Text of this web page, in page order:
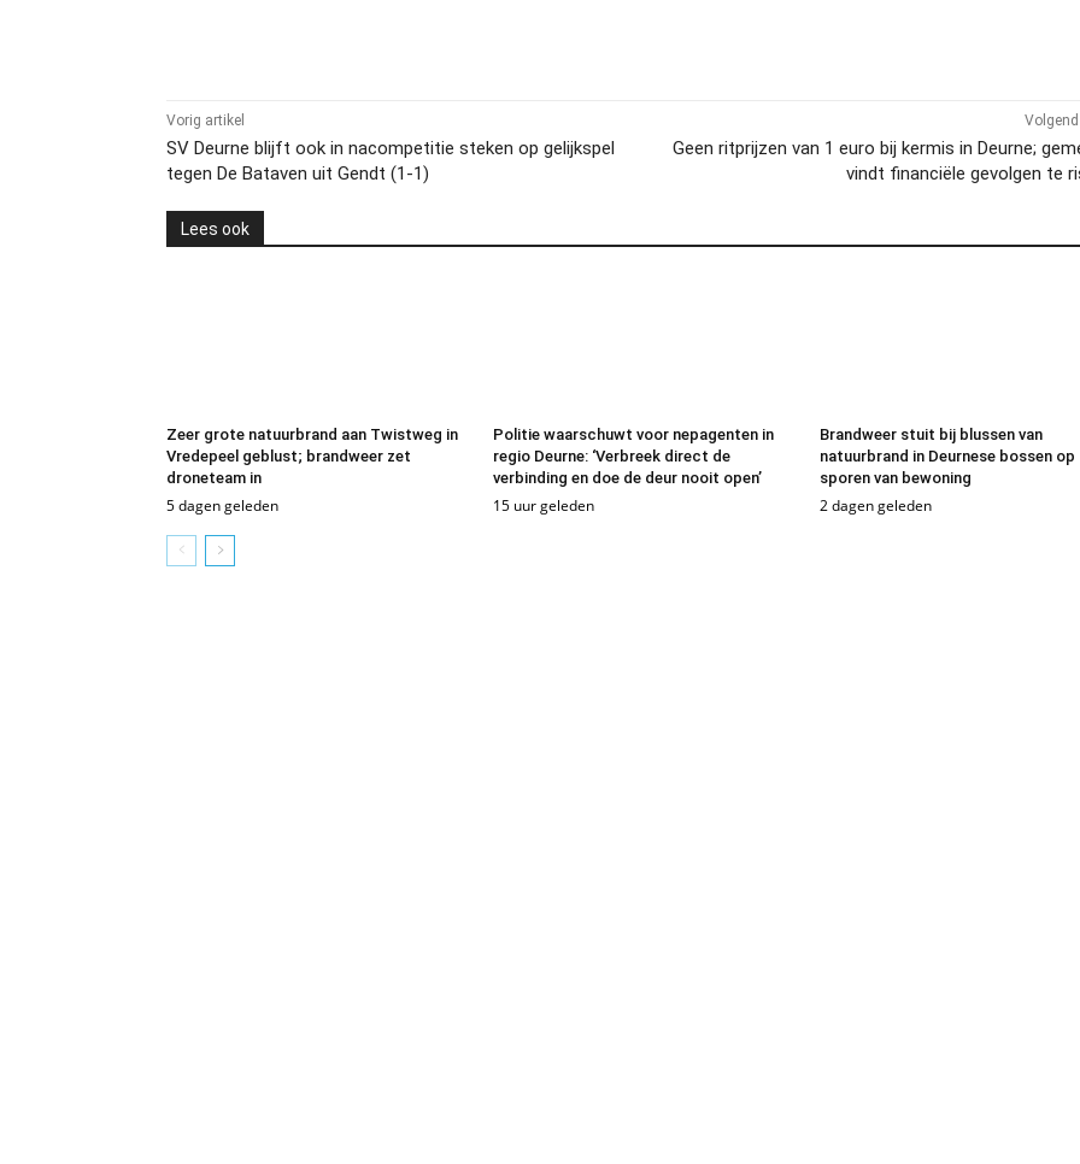
Vorig artikel
SV Deurne blijft ook in nacompetitie steken op gelijkspel
tegen De Bataven uit Gendt (1-1)
Geen ritprijzen van 1 euro bij kermis in Deurne;
vindt financiële gevolgen te
Lees ook
Zeer grote natuurbrand aan Twistweg in
Vredepeel geblust; brandweer zet
droneteam in
5 dagen geleden
Politie waarschuwt voor nepagenten in
regio Deurne: ‘Verbreek direct de
verbinding en doe de deur nooit open’
15 uur geleden
Brandweer stuit bij blussen van
natuurbrand in Deurnese bossen op
sporen van bewoning
2 dagen geleden